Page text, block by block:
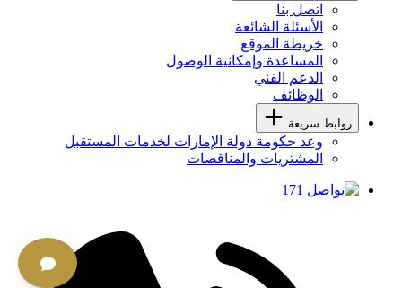
اتصل بنا
الأسئلة الشائعة
خريطة الموقع
المساعدة وإمكانية الوصول
الدعم الفني
الوظائف
روابط سريعة
وعد حكومة دولة الإمارات لخدمات المستقبل
المشتريات والمناقصات